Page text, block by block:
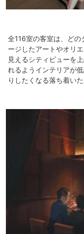
全116室の客室は、どの
ージしたアートやオリ
見えるシティビューを
れるようインテリアが
りしたくなる落ち着いた